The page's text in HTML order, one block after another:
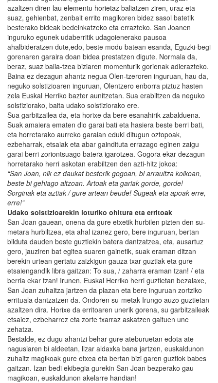
azaltzen diren lau elementu horietaz baliatzen ziren, uraz eta
suaz, gehienbat, zenbait errito magikoren bidez sasoi batetik
besterako bideak bedeinkatzeko eta errazteko. San Joanen
inguruko egunek udaberritik udagoienerako pausoa
ahalbideratzen dute,edo, beste modu batean esanda, Eguzki-begi
gorenaren garaira doan bidea prestatzen digute. Normala da,
beraz, suaz balia-tzea biziaren momenturik gorienak adierazteko.
Baina ez dezagun ahantz negua Olen-tzeroren inguruan, hau da,
neguko solstizioaren inguruan, Olentzero enborra piztuz hasten
zela Euskal Herriko bazter aunitzetan. Sua erabiltzen da neguko
solstiziorako, baita udako solstiziorako ere.
Sua garbitzailea da, eta horixe da bere esanahirik zabalduena.
Suak amaiera ematen dio garai bati eta hasiera beste berri bati,
eta horretarako aurreko garaian eduki ditugun oztopoak,
ezbeharrak, etsaiak eta abar gaindituta errazago eginen zaigu
garai berri zoriontsuago batera igarotzea. Gogora ekar dezagun
horretarako herri askotan erabiltzen den azti-hitz jokoa:
“San Joan, nik ez daukat besterik gogoan, bi arraultza kolkoan,
beste bi gehiago altzoan. Artoak eta gariak gorde, gorde!
Sorginak eta aztiak / gure artean beude! Sugeak eta apoak erre,
erre!”
Udako solstizioarekin loturiko ohitura eta erritoak
San Joan gauean, onena da gure etxetik hurbilen pizten den su-
metara hurbiltzea, eta ahal izanez gero, bere inguruan, bertan
bilduta dauden beste guztiekin batera dantzatzea, eta, ausartuz
gero, jauziren bat egitea suaren gainetik, suak eraman ditzan
berekin urtean gertatu zaizkigun gauza txar guztiak eta gure
etsaiengandik libra gaitzan: To sua, / zaharra eraman tzan! / eta
berria ekar tzan! Irunen, Euskal Herriko herri guztietan bezalaxe,
San Joan zuhaitza jartzen da plazan eta bere inguruan zortziko
errituala dantzatzen da. Ondoren su-metak Irungo auzo guztietan
azaltzen dira. Horixe da erritoaren unerik gorena, su garbitzaileak
etsaiez, ezbeharrez eta zorte txarraz askatzen gaituen une
zehatza.
Bestalde, ez dugu ahantzi behar gure ateburuetan edota ate
nagusiaren bi aldeetan, lizar aldaxka bana jartzen, euskaldunon
zuhaitz magikoak gure etxea eta bertan bizi garen guztiok babes
gaitzan. Izan bedi ekibegia gurekin San Joan bezperako gau
magikoan, euskaldunon akelarre handian!